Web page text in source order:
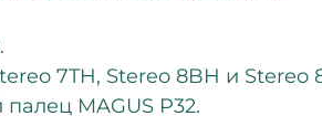
7TH, Stereo 8BH и Stereo
MAGUS P32.